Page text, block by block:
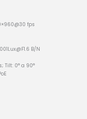
fps
B/N
Tilt: 0° a 90°